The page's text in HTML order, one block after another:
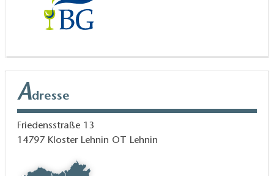
Adresse
Friedensstraße 13
14797 Kloster Lehnin OT Lehnin